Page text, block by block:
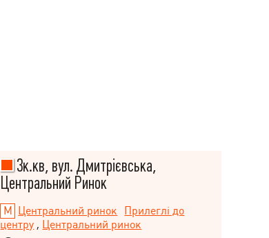
3к.кв, вул. Дмитрієвська,
Центральний Ринок
Центральний ринок
Прилеглі до
центру , Центральний ринок